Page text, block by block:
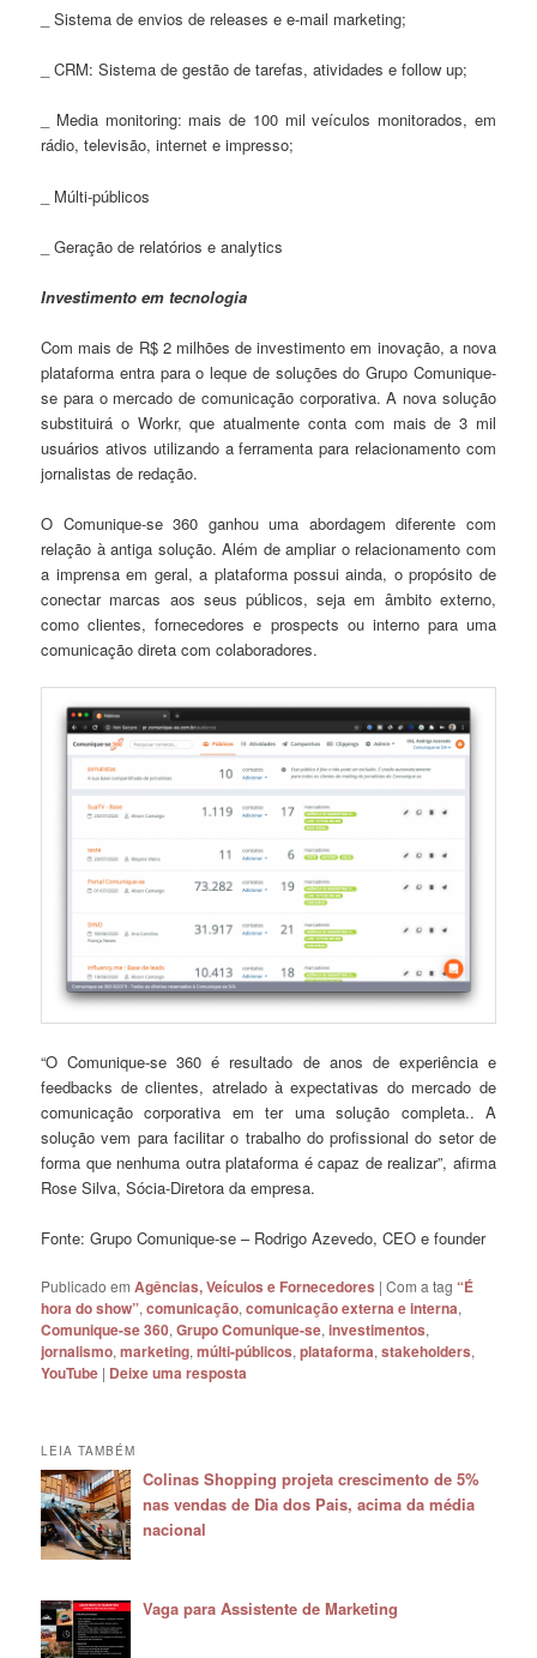
_ Sistema de envios de releases e e-mail marketing;
_ CRM: Sistema de gestão de tarefas, atividades e follow up;
_ Media monitoring: mais de 100 mil veículos monitorados, em
rádio, televisão, internet e impresso;
_ Múlti-públicos
_ Geração de relatórios e analytics
Investimento em tecnologia
Com mais de R$ 2 milhões de investimento em inovação, a nova
plataforma entra para o leque de soluções do Grupo Comunique-
se para o mercado de comunicação corporativa. A nova solução
substituirá o Workr, que atualmente conta com mais de 3 mil
usuários ativos utilizando a ferramenta para relacionamento com
jornalistas de redação.
O Comunique-se 360 ganhou uma abordagem diferente com
relação à antiga solução. Além de ampliar o relacionamento com
a imprensa em geral, a plataforma possui ainda, o propósito de
conectar marcas aos seus públicos, seja em âmbito externo,
como clientes, fornecedores e prospects ou interno para uma
comunicação direta com colaboradores.
“O Comunique-se 360 é resultado de anos de experiência e
feedbacks de clientes, atrelado à expectativas do mercado de
comunicação corporativa em ter uma solução completa.. A
solução vem para facilitar o trabalho do profissional do setor de
forma que nenhuma outra plataforma é capaz de realizar”, afirma
Rose Silva, Sócia-Diretora da empresa.
Fonte: Grupo Comunique-se – Rodrigo Azevedo, CEO e founder
Publicado em Agências, Veículos e Fornecedores |Com a tag“É
hora do show”,comunicação,comunicação externa e interna,
Comunique-se 360,Grupo Comunique-se,investimentos,
jornalismo,marketing,múlti-públicos,plataforma,stakeholders,
YouTube | Deixe uma resposta
LEIA TAMBÉM
Colinas Shopping projeta crescimento de 5%
nas vendas de Dia dos Pais, acima da média
nacional
Vaga para Assistente de Marketing